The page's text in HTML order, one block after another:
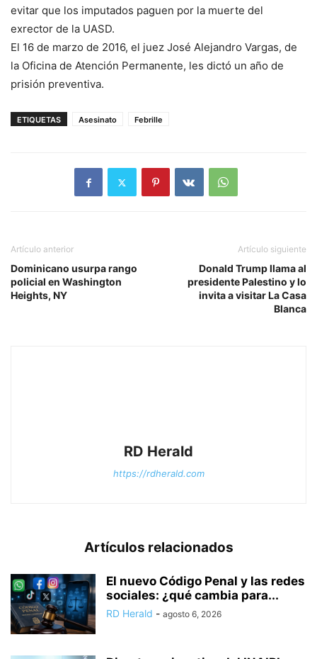
evitar que los imputados paguen por la muerte del
exrector de la UASD.
El 16 de marzo de 2016, el juez José Alejandro Vargas, de
la Oficina de Atención Permanente, les dictó un año de
prisión preventiva.
ETIQUETAS Asesinato Febrille
Artículo anterior
Dominicano usurpa rango
policial en Washington
Heights, NY
Artículo siguiente
Donald Trump llama al
presidente Palestino y lo
invita a visitar La Casa
Blanca
RD Herald
https://rdherald.com
Artículos relacionados
El nuevo Código Penal y las redes
sociales: ¿qué cambia para...
RD Herald - agosto 6, 2026